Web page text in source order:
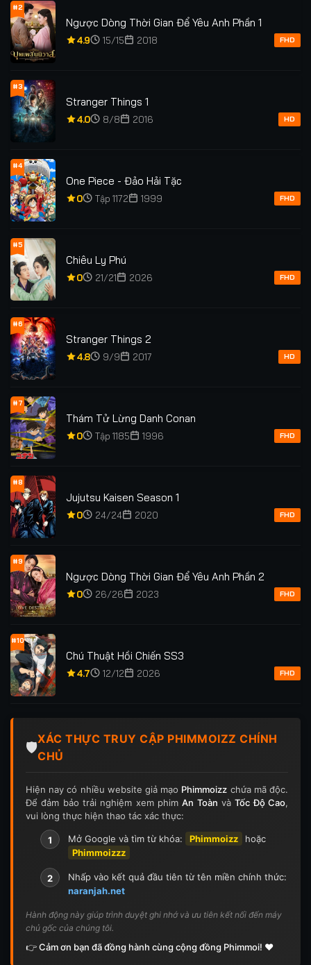
#2
Ngược Dòng Thời Gian Để Yêu Anh Phần 1
4.9 15/15 2018 FHD
#3
Stranger Things 1
4.0 8/8 2016 HD
#4
One Piece - Đảo Hải Tặc
0 Tập 1172 1999 FHD
#5
Chiêu Ly Phú
0 21/21 2026 FHD
#6
Stranger Things 2
4.8 9/9 2017 HD
#7
Thám Tử Lừng Danh Conan
0 Tập 1185 1996 FHD
#8
Jujutsu Kaisen Season 1
0 24/24 2020 FHD
#9
Ngược Dòng Thời Gian Để Yêu Anh Phần 2
0 26/26 2023 FHD
#10
Chú Thuật Hồi Chiến SS3
4.7 12/12 2026 FHD
🛡️
XÁC THỰC TRUY CẬP PHIMMOIZZ CHÍNH
CHỦ
Hiện nay có nhiều website giả mạo Phimmoizz chứa mã độc.
Để đảm bảo trải nghiệm xem phimAn Toàn vàTốc Độ Cao,
vui lòng thực hiện thao tác xác thực:
1 Mở Google và tìm từ khóa: Phimmoizz
hoặc
Phimmoizzz
2
Nhấp vào kết quả đầu tiên từ tên miền chính thức:
naranjah.net
Hành động này giúp trình duyệt ghi nhớ và ưu tiên kết nối đến máy
chủ gốc của chúng tôi.
👉 Cảm ơn bạn đã đồng hành cùng cộng đồng Phimmoi! ❤️